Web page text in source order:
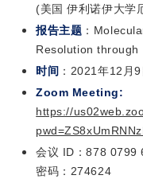
(美国 伊利诺伊大学
报告主题 ：
Resolution through
时间 ：2021年12月
Zoom Meeting:
https://
会议 ID：878 0799
密码： 274624